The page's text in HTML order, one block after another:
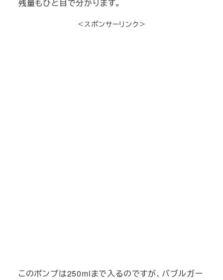
残量もひと目で分かります。
＜スポンサーリンク＞
このポンプは250mlまで入るのですが、バブルガー